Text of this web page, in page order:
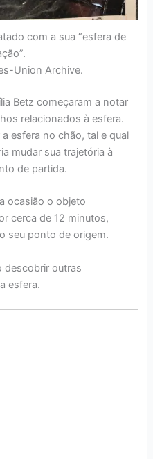
com a sua “esfera de
Union Archive.
Betz começaram a notar
relacionados à esfera.
esfera no chão, tal e qual
mudar sua trajetória à
de partida.
ocasião o objeto
cerca de 12 minutos,
seu ponto de origem.
descobrir outras
esfera.